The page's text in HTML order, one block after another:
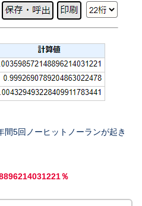
間5回ノーヒットノーランが起き
％